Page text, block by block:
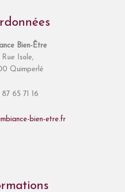
Bien-Être
Rue Isole,
Quimperlé
65 71 16
bien-etre.fr